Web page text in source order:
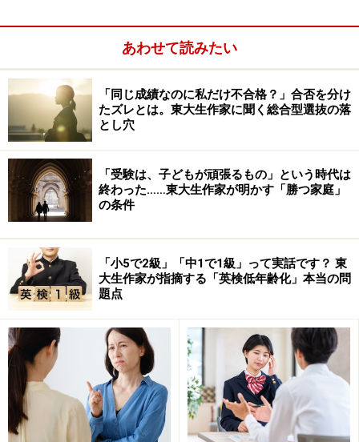
2学期ぐらいから取り組む場合には、指導の仕方として
本番同様、時間を計って何も見ないで行うべきだという
意見もある。しかし、現役受験生の場合、その指示通り
実践すると、ほとんどがボロボロの出来になってしま
い、自信を喪失してしまう。
あわせて読みたい
「同じ成績なのに私だけ不合格？」合否を分け
たズレとは。東大生作家に聞く総合型選抜の落
とし穴
「受験は、子どもが頑張るもの」という時代は
終わった……東大生作家が明かす「勝つ家庭」
の条件
「小5で2級」「中1で1級」って実話です？ 東
大生作家が指摘する「英検低年齢化」本当の問
題点